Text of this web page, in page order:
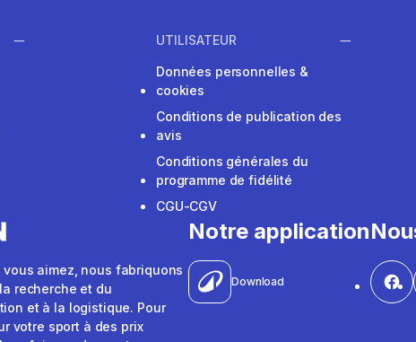
UTILISATEUR
Données personnelles &
cookies
Conditions de publication des
avis
Conditions générales du
programme de fidélité
CGU-CGV
aimez, nous fabriquons
recherche et du
et à la logistique. Pour
votre sport à des prix
Notre application
Download